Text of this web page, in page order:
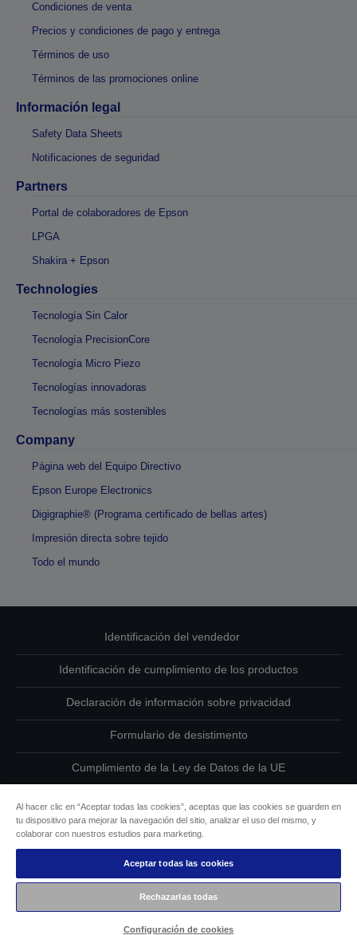
Condiciones de venta
Precios y condiciones de pago y entrega
Términos de uso
Términos de las promociones online
Información legal
Safety Data Sheets
Notificaciones de seguridad
Partners
Portal de colaboradores de Epson
LPGA
Shakira + Epson
Technologies
Tecnología Sin Calor
Tecnología PrecisionCore
Tecnología Micro Piezo
Tecnologías innovadoras
Tecnologías más sostenibles
Company
Página web del Equipo Directivo
Epson Europe Electronics
Digigraphie® (Programa certificado de bellas artes)
Impresión directa sobre tejido
Todo el mundo
Identificación del vendedor
Identificación de cumplimiento de los productos
Declaración de información sobre privacidad
Formulario de desistimento
Cumplimiento de la Ley de Datos de la UE
Información sobre cookies
Compromiso de accesibilidad de Epson
Copyright © 2026 Seiko Epson
Al hacer clic en “Aceptar todas las cookies”, aceptas que las cookies se guarden en
tu dispositivo para mejorar la navegación del sitio, analizar el uso del mismo, y
colaborar con nuestros estudios para marketing.
Aceptar todas las cookies
Rechazarlas todas
Configuración de cookies